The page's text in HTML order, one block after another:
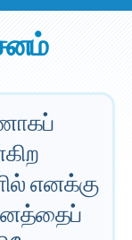
எனக்கு